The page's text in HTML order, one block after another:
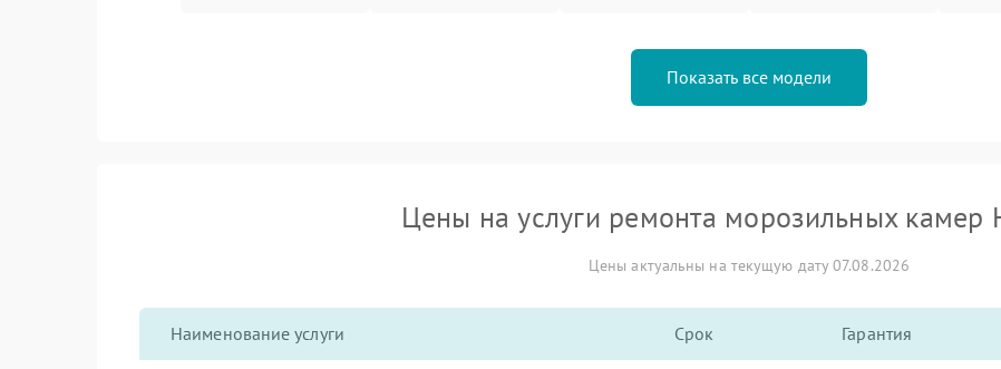
Показать все модели
Цены на услуги ремонта морозильных камер
Цены актуальны на текущую дату 07.08.2026
Наименование услуги Срок Гарантия